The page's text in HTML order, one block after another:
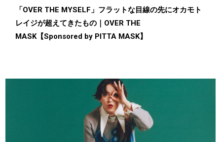
「OVER THE MYSELF」フラットな目線の先にオカモト
レイジが超えてきたもの｜OVER THE
MASK【Sponsored by PITTA MASK】